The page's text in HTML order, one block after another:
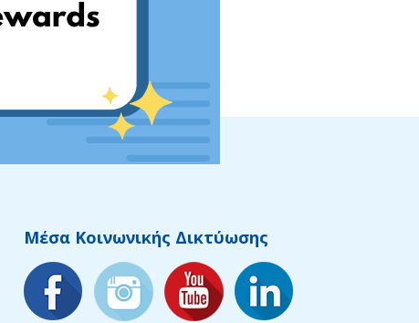
Μέσα Κοινωνικής Δικτύωσης